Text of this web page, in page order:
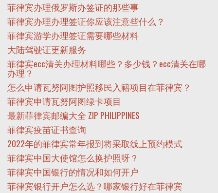
菲律宾办理俄罗斯办签证的那些事
菲律宾办理办理签证你应该注意些什么？
菲律宾游学办理签证需要哪些材料
大陆驾驶证更新服务
菲律宾ecc清关办理材料哪些？多少钱？ecc清关在哪
办理？
怎么申请瓦努阿图护照移民入籍项目在菲律宾？
菲律宾申请瓦努阿图绿卡项目
最新菲律宾邮编大全 ZIP PHILIPPINES
菲律宾疫苗证书查询
2022年的菲律宾常年报到将采取线上预约模式
菲律宾中国大使馆怎么换护照呀？
菲律宾中国银行的情况和如何开户
菲律宾银行开户怎么选？哪家银行好在菲律宾